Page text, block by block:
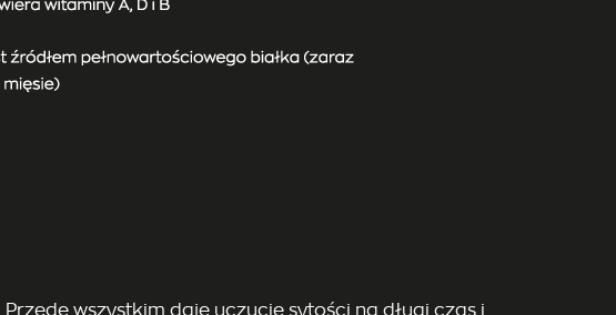
wszystkim daje uczucie sytości na długi czas i